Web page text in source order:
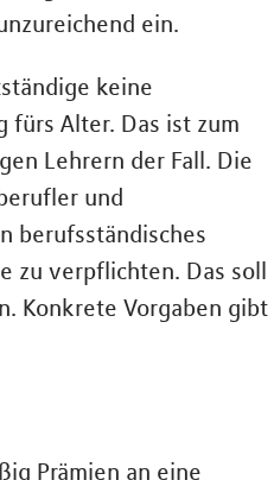
ein.
keine
fürs Alter. Das ist zum
Lehrern der Fall. Die
und
berufsständisches
zu verpflichten. Das soll
Konkrete Vorgaben gibt
Prämien an eine